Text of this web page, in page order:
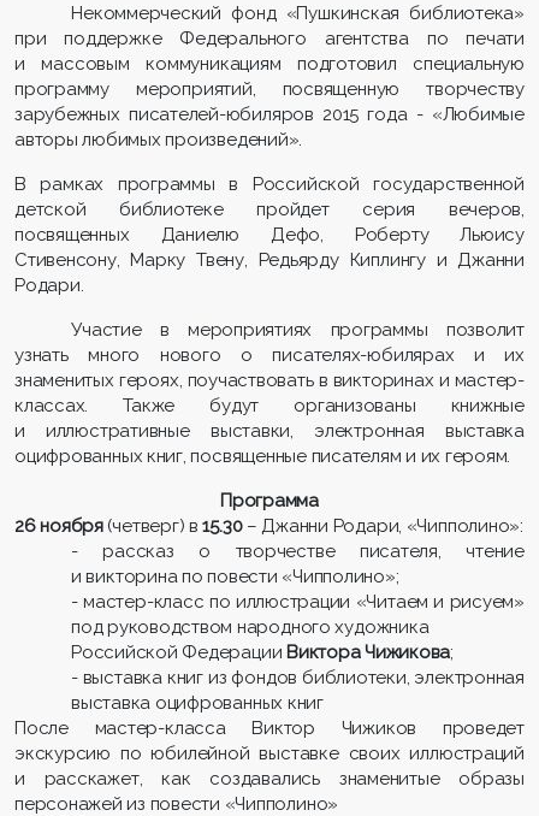
Некоммерческий фонд «Пушкинская библиотека»
при поддержке Федерального агентства по печати
и массовым коммуникациям подготовил специальную
программу мероприятий, посвященную творчеству
зарубежных писателей-юбиляров 2015 года - «Любимые
авторы любимых произведений».
В рамках программы в Российской государственной
детской библиотеке пройдет серия вечеров,
посвященных Даниелю Дефо, Роберту Льюису
Стивенсону, Марку Твену, Редьярду Киплингу и Джанни
Родари.
Участие в мероприятиях программы позволит
узнать много нового о писателях-юбилярах и их
знаменитых героях, поучаствовать в викторинах и мастер-
классах. Также будут организованы книжные
и иллюстративные выставки, электронная выставка
оцифрованных книг, посвященные писателям и их героям.
Программа
26 ноября(четверг) в15.30– Джанни Родари, «Чипполино»:
- рассказ о творчестве писателя, чтение
и викторина по повести «Чипполино»;
- мастер-класс по иллюстрации «Читаем и рисуем»
под руководством народного художника
Российской Федерации Виктора Чижикова;
- выставка книг из фондов библиотеки, электронная
выставка оцифрованных книг
После мастер-класса Виктор Чижиков проведет
экскурсию по юбилейной выставке своих иллюстраций
и расскажет, как создавались знаменитые образы
персонажей из повести «Чипполино»